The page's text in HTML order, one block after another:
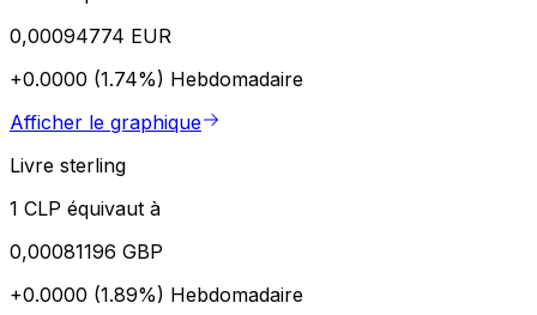
0,00094774 EUR
+0.0000 (1.74%) Hebdomadaire
Afficher le graphique
Livre sterling
1 CLP équivaut à
0,00081196 GBP
+0.0000 (1.89%) Hebdomadaire